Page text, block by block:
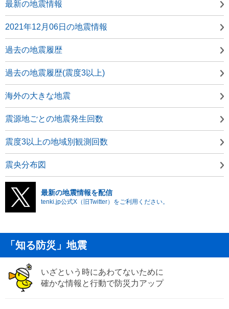
最新の地震情報
2021年12月06日の地震情報
過去の地震履歴
過去の地震履歴(震度3以上)
海外の大きな地震
震源地ごとの地震発生回数
震度3以上の地域別観測回数
震央分布図
最新の地震情報を配信
tenki.jp公式X（旧Twitter）をご利用ください。
「知る防災」地震
いざという時にあわてないために
確かな情報と行動で防災力アップ